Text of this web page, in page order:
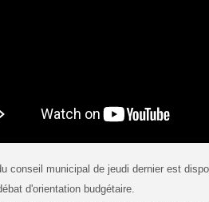
conseil municipal de jeudi dernier est
d'orientation budgétaire.